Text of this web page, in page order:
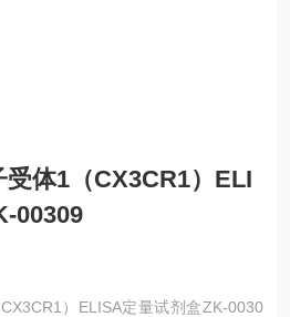
体1（CX3CR1）ELI
00309
）ELISA定量试剂盒ZK-0030